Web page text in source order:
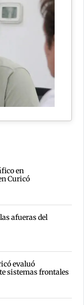
en
Curicó
afueras del
evaluó
sistemas frontales